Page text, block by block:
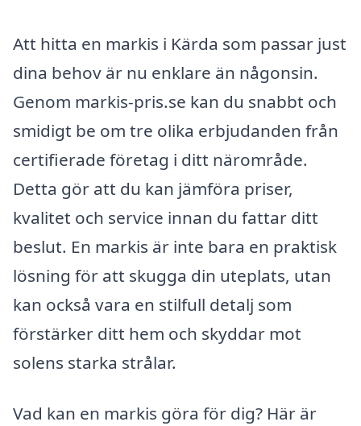
Att hitta en markis i Kärda som passar just
dina behov är nu enklare än någonsin.
Genom markis-pris.se kan du snabbt och
smidigt be om tre olika erbjudanden från
certifierade företag i ditt närområde.
Detta gör att du kan jämföra priser,
kvalitet och service innan du fattar ditt
beslut. En markis är inte bara en praktisk
lösning för att skugga din uteplats, utan
kan också vara en stilfull detalj som
förstärker ditt hem och skyddar mot
solens starka strålar.
Vad kan en markis göra för dig? Här är